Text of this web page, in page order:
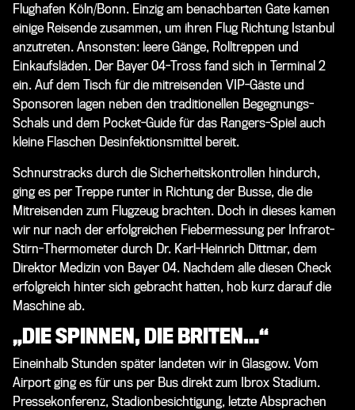
Flughafen Köln/Bonn. Einzig am benachbarten Gate kamen
einige Reisende zusammen, um ihren Flug Richtung Istanbul
anzutreten. Ansonsten: leere Gänge, Rolltreppen und
Einkaufsläden. Der Bayer 04-Tross fand sich in Terminal 2
ein. Auf dem Tisch für die mitreisenden VIP-Gäste und
Sponsoren lagen neben den traditionellen Begegnungs-
Schals und dem Pocket-Guide für das Rangers-Spiel auch
kleine Flaschen Desinfektionsmittel bereit.
Schnurstracks durch die Sicherheitskontrollen hindurch,
ging es per Treppe runter in Richtung der Busse, die die
Mitreisenden zum Flugzeug brachten. Doch in dieses kamen
wir nur nach der erfolgreichen Fiebermessung per Infrarot-
Stirn-Thermometer durch Dr. Karl-Heinrich Dittmar, dem
Direktor Medizin von Bayer 04. Nachdem alle diesen Check
erfolgreich hinter sich gebracht hatten, hob kurz darauf die
Maschine ab.
„DIE SPINNEN, DIE BRITEN…“
Eineinhalb Stunden später landeten wir in Glasgow. Vom
Airport ging es für uns per Bus direkt zum Ibrox Stadium.
Pressekonferenz, Stadionbesichtigung, letzte Absprachen